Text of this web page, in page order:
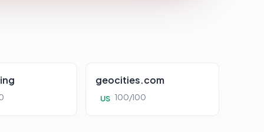
geocities.com
US 100/100